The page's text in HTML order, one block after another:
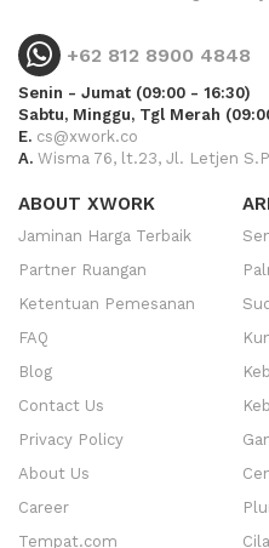
+62 812 8900 4848
Senin - Jumat (09:00 - 16:30)
Sabtu, Minggu, Tgl Merah
E. cs@xwork.co
A. Wisma 76, lt.23, Jl. Letjen
ABOUT XWORK
Jaminan Harga Terbaik
Partner Ruangan
Ketentuan Pemesanan
FAQ
Blog
Contact Us
Privacy Policy
About Us
Career
Tempat.com